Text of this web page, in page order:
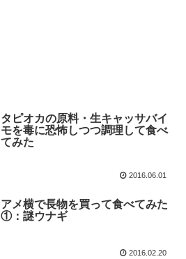
タピオカの原料・生キャッサバイ
モを毒に恐怖しつつ調理して食べ
てみた
2016.06.01
アメ横で長物を買って食べてみた
①：謎ウナギ
2016.02.20